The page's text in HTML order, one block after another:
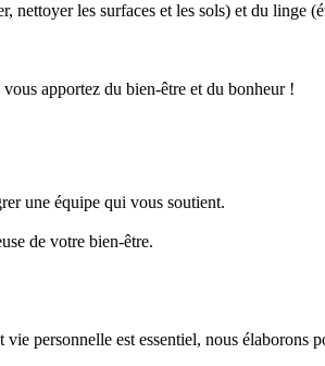
les surfaces et les sols) et du linge
apportez du bien-être et du bonheur !
une équipe qui vous soutient.
de votre bien-être.
personnelle est essentiel, nous élaborons